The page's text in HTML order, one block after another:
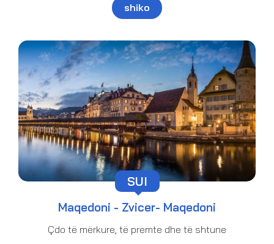
shiko
SUI
Maqedoni - Zvicer- Maqedoni
Çdo të mërkure, të premte dhe të shtune